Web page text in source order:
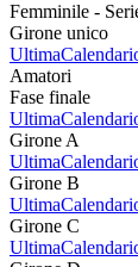
Femminile -
Girone unico
Ultima
Amatori
Fase finale
Ultima
Girone A
Ultima
Girone B
Ultima
Girone C
Ultima